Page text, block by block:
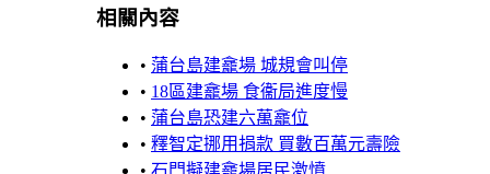
相關內容
• 蒲台島建龕場 城規會叫停
• 18區建龕場 食衞局進度慢
• 蒲台島恐建六萬龕位
• 釋智定挪用捐款 買數百萬元壽險